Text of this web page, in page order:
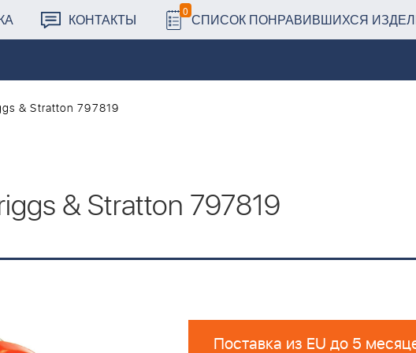
КОНТАКТЫ 0 СПИСОК ПОНРАВИВШИХСЯ
& Stratton 797819
& Stratton 797819
Поставка из EU до 5